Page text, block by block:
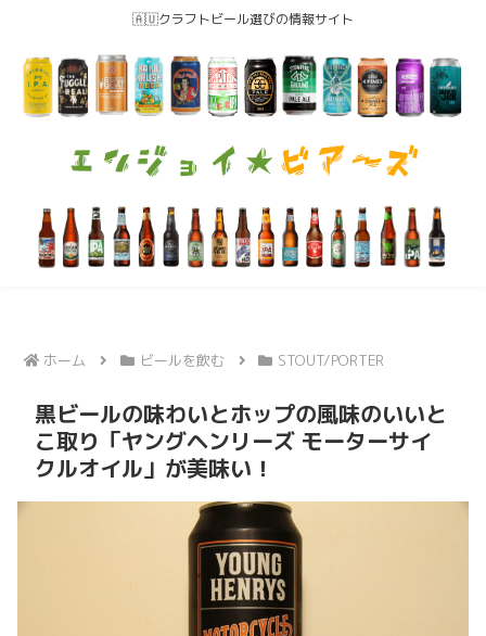
🇦🇺クラフトビール選びの情報サイト
ホーム ビールを飲む STOUT/PORTER
黒ビールの味わいとホップの風味のいいと
こ取り「ヤングヘンリーズ モーターサイ
クルオイル」が美味い！